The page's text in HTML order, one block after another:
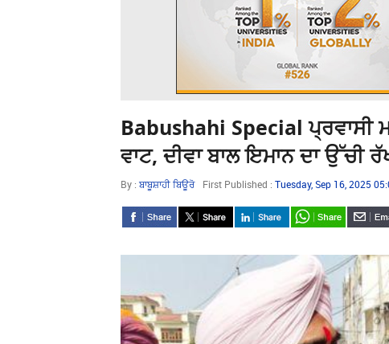
Babushahi Special
ਵਾਟ, ਦੀਵਾ ਬਾਲ ਇਮਾਨ ਦਾ ਉੱਚੀ
By : ਬਾਬੂਸ਼ਾਹੀ ਬਿਊਰੋ First Published : Tuesday, Sep 16, 2025